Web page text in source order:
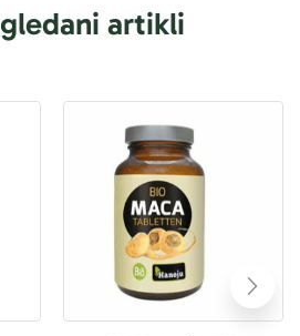
artikli